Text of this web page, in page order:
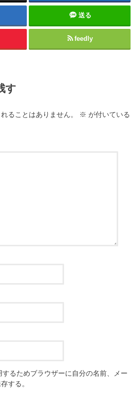
送る
feedly
す
ることはありません。 ※ が付いている
るためブラウザーに自分の名前、メー
する。